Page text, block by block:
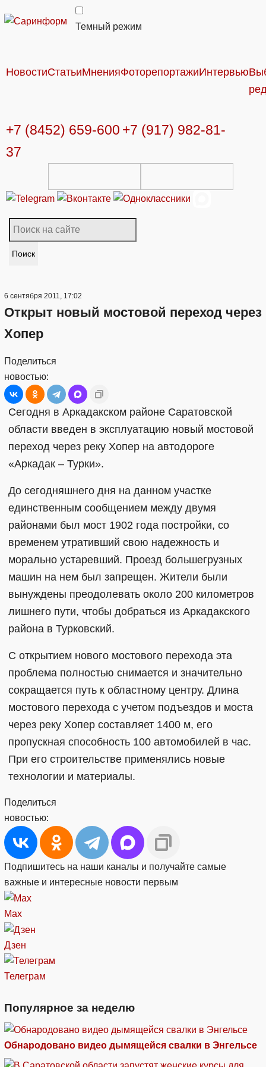
Темный режим
НовостиСтатьиМненияФоторепортажиИнтервью
+7 (8452) 659-600 +7 (917) 982-81-
37
Поиск
6 сентября 2011, 17:02
Открыт новый мостовой переход через
Хопер
Поделиться
новостью:
Сегодня в Аркадакском районе Саратовской
области введен в эксплуатацию новый мостовой
переход через реку Хопер на автодороге
«Аркадак – Турки».
До сегодняшнего дня на данном участке
единственным сообщением между двумя
районами был мост 1902 года постройки, со
временем утративший свою надежность и
морально устаревший. Проезд большегрузных
машин на нем был запрещен. Жители были
вынуждены преодолевать около 200 километров
лишнего пути, чтобы добраться из Аркадакского
района в Турковский.
С открытием нового мостового перехода эта
проблема полностью снимается и значительно
сокращается путь к областному центру. Длина
мостового перехода с учетом подъездов и моста
через реку Хопер составляет 1400 м, его
пропускная способность 100 автомобилей в час.
При его строительстве применялись новые
технологии и материалы.
Поделиться
новостью:
Подпишитесь на наши каналы и получайте самые
важные и интересные новости первым
Max
Дзен
Телеграм
Популярное за неделю
Обнародовано видео дымящейся свалки в Энгельсе